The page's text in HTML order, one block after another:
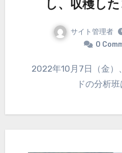
し、収穫し
サイト管理者
0
2022年10月7日（金）、南相馬市フィール
ドの分析